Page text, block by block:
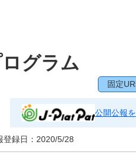
グラム
固定
公開公報
録日： 2020/5/28